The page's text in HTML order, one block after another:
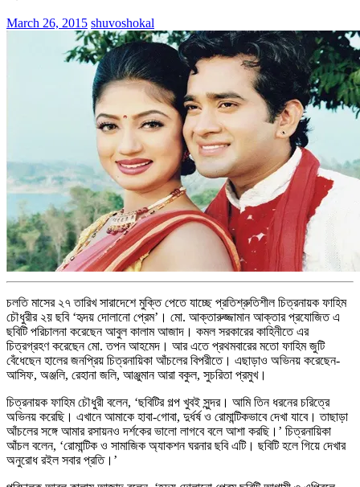
March 26, 2015 shuvoshokal
চলতি মাসের ২৭ তারিখ সারাদেশে মুক্তি পেতে যাচ্ছে প্রতিশ্রুতিশীল চিত্রনায়ক ফাহিম
চৌধুরীর ২য় ছবি ‘হৃদয় দোলানো প্রেম’। মো. আক্তারুজ্জামান আক্তার প্রযোজিত এ
ছবিটি পরিচালনা করেছেন আবুল কালাম আজাদ। কমল সরকারের কাহিনীতে এর
চিত্রগ্রহণ করেছেন মো. তপন আহমেদ। আর এতে প্রথমবারের মতো ফাহিম জুটি
বেঁধেছেন হালের জনপ্রিয় চিত্রনায়িকা আঁচলের বিপরীতে। এছাড়াও অভিনয় করেছেন-
আসিফ, অঞ্জলি, রেহানা জলি, আঞ্জুমান আরা বকুল, সুচরিতা প্রমুখ।
চিত্রনায়ক ফাহিম চৌধুরী বলেন, ‘ছবিটির গল্প খুবই সুন্দর। আমি তিন ধরনের চরিত্রে
অভিনয় করেছি। এখানে আমাকে হাবা-গোবা, দুর্ধর্ষ ও রোমান্টিকভাবে দেখা যাবে। তাছাড়া
আঁচলের সঙ্গে আমার রসায়নও দর্শকের ভালো লাগবে বলে আশা করছি।’ চিত্রনায়িকা
আঁচল বলেন, ‘রোমান্টিক ও সামাজিক অ্যাকশন ঘরনার ছবি এটি। ছবিটি হলে গিয়ে দেখার
অনুরোধ রইল সবার প্রতি।’